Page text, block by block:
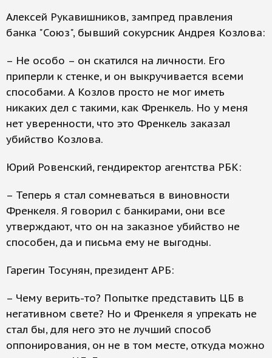
Алексей Рукавишников, зампред правления
банка "Союз", бывший сокурсник Андрея Козлова:
– Не особо – он скатился на личности. Его
приперли к стенке, и он выкручивается всеми
способами. А Козлов просто не мог иметь
никаких дел с такими, как Френкель. Но у меня
нет уверенности, что это Френкель заказал
убийство Козлова.
Юрий Ровенский, гендиректор агентства РБК:
– Теперь я стал сомневаться в виновности
Френкеля. Я говорил с банкирами, они все
утверждают, что он на заказное убийство не
способен, да и письма ему не выгодны.
Гарегин Тосунян, президент АРБ:
– Чему верить-то? Попытке представить ЦБ в
негативном свете? Но и Френкеля я упрекать не
стал бы, для него это не лучший способ
оппонирования, он не в том месте, откуда можно